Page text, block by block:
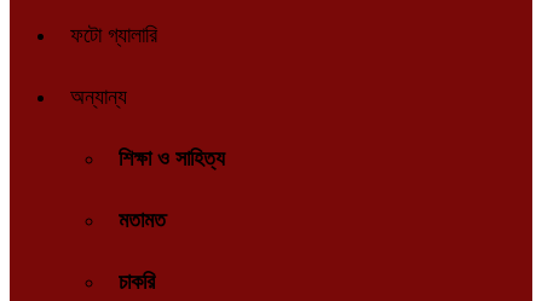
ফটো গ্যালারি
অন্যান্য
শিক্ষা ও সাহিত্য
মতামত
চাকরি